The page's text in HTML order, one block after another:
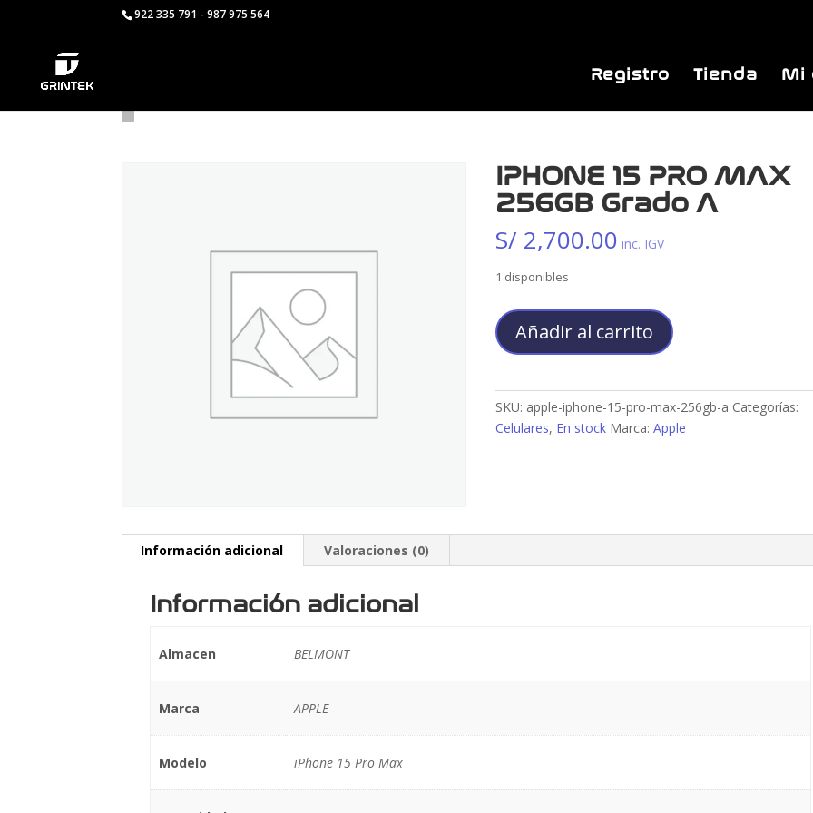
922 335 791 - 987 975 564
Registro Tienda Mi
IPHONE 15 PRO MAX
256GB Grado A
S/ 2,700.00 inc. IGV
1 disponibles
IPHONE
15
PRO
256GB
Grado
Añadir al carrito
SKU: apple-iphone-15-pro-max-256gb-a Categorías:
Celulares, En stock Marca:Apple
Información adicional Valoraciones (0)
Información adicional
Almacen BELMONT
Marca APPLE
Modelo iPhone 15 Pro Max